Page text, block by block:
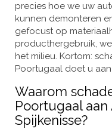
precies hoe we uw
kunnen demonteren
gefocust op
producthergebruik,
het milieu. Kortom:
Poortugaal doet u
Waarom
Poortugaal
Spijkenisse?